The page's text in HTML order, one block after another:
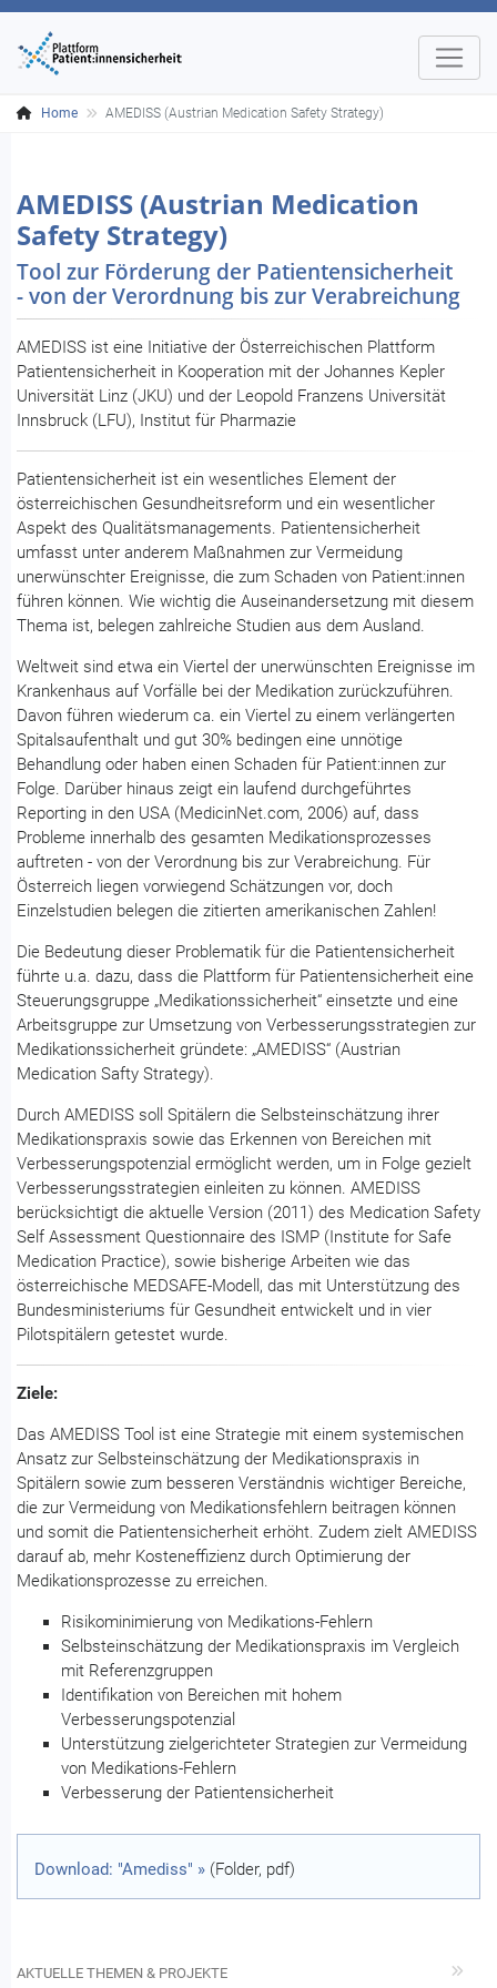
Home AMEDISS (Austrian Medication Safety Strategy)
AMEDISS (Austrian Medication
Safety Strategy)
Tool zur Förderung der Patientensicherheit
- von der Verordnung bis zur Verabreichung
AMEDISS ist eine Initiative der Österreichischen Plattform
Patientensicherheit in Kooperation mit der Johannes Kepler
Universität Linz (JKU) und der Leopold Franzens Universität
Innsbruck (LFU), Institut für Pharmazie
Patientensicherheit ist ein wesentliches Element der
österreichischen Gesundheitsreform und ein wesentlicher
Aspekt des Qualitätsmanagements. Patientensicherheit
umfasst unter anderem Maßnahmen zur Vermeidung
unerwünschter Ereignisse, die zum Schaden von Patient:innen
führen können. Wie wichtig die Auseinandersetzung mit diesem
Thema ist, belegen zahlreiche Studien aus dem Ausland.
Weltweit sind etwa ein Viertel der unerwünschten Ereignisse im
Krankenhaus auf Vorfälle bei der Medikation zurückzuführen.
Davon führen wiederum ca. ein Viertel zu einem verlängerten
Spitalsaufenthalt und gut 30% bedingen eine unnötige
Behandlung oder haben einen Schaden für Patient:innen zur
Folge. Darüber hinaus zeigt ein laufend durchgeführtes
Reporting in den USA (MedicinNet.com, 2006) auf, dass
Probleme innerhalb des gesamten Medikationsprozesses
auftreten - von der Verordnung bis zur Verabreichung. Für
Österreich liegen vorwiegend Schätzungen vor, doch
Einzelstudien belegen die zitierten amerikanischen Zahlen!
Die Bedeutung dieser Problematik für die Patientensicherheit
führte u.a. dazu, dass die Plattform für Patientensicherheit eine
Steuerungsgruppe „Medikationssicherheit“ einsetzte und eine
Arbeitsgruppe zur Umsetzung von Verbesserungsstrategien zur
Medikationssicherheit gründete: „AMEDISS“ (Austrian
Medication Safty Strategy).
Durch AMEDISS soll Spitälern die Selbsteinschätzung ihrer
Medikationspraxis sowie das Erkennen von Bereichen mit
Verbesserungspotenzial ermöglicht werden, um in Folge gezielt
Verbesserungsstrategien einleiten zu können. AMEDISS
berücksichtigt die aktuelle Version (2011) des Medication Safety
Self Assessment Questionnaire des ISMP (Institute for Safe
Medication Practice), sowie bisherige Arbeiten wie das
österreichische MEDSAFE-Modell, das mit Unterstützung des
Bundesministeriums für Gesundheit entwickelt und in vier
Pilotspitälern getestet wurde.
Ziele:
Das AMEDISS Tool ist eine Strategie mit einem systemischen
Ansatz zur Selbsteinschätzung der Medikationspraxis in
Spitälern sowie zum besseren Verständnis wichtiger Bereiche,
die zur Vermeidung von Medikationsfehlern beitragen können
und somit die Patientensicherheit erhöht. Zudem zielt AMEDISS
darauf ab, mehr Kosteneffizienz durch Optimierung der
Medikationsprozesse zu erreichen.
Risikominimierung von Medikations-Fehlern
Selbsteinschätzung der Medikationspraxis im Vergleich
mit Referenzgruppen
Identifikation von Bereichen mit hohem
Verbesserungspotenzial
Unterstützung zielgerichteter Strategien zur Vermeidung
von Medikations-Fehlern
Verbesserung der Patientensicherheit
Download: "Amediss" » (Folder, pdf)
AKTUELLE THEMEN & PROJEKTE